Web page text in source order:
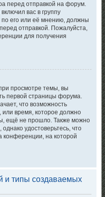
перед отправкой на форум.
вас в группу
его или её мнению, должны
отправкой. Пожалуйста,
для получения
просмотре темы, вы
первой страницы форума.
что возможность
или время, которое должно
ещё не прошло. Также можно
удостоверьтесь, что
на которой
и типы создаваемых